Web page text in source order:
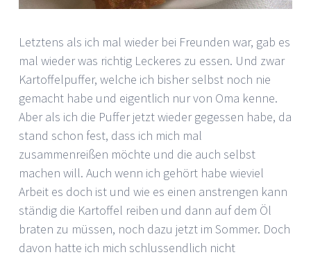
Letztens als ich mal wieder bei Freunden war, gab es
mal wieder was richtig Leckeres zu essen. Und zwar
Kartoffelpuffer, welche ich bisher selbst noch nie
gemacht habe und eigentlich nur von Oma kenne.
Aber als ich die Puffer jetzt wieder gegessen habe, da
stand schon fest, dass ich mich mal
zusammenreißen möchte und die auch selbst
machen will. Auch wenn ich gehört habe wieviel
Arbeit es doch ist und wie es einen anstrengen kann
ständig die Kartoffel reiben und dann auf dem Öl
braten zu müssen, noch dazu jetzt im Sommer. Doch
davon hatte ich mich schlussendlich nicht